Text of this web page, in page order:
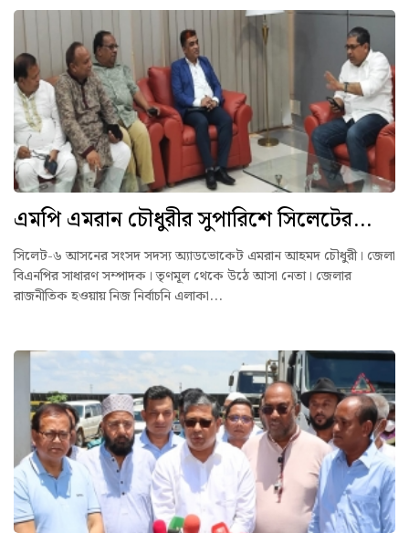
এমপি এমরান চৌধুরীর সুপারিশে সিলেটের...
সিলেট-৬ আসনের সংসদ সদস্য অ্যাডভোকেট এমরান আহমদ চৌধুরী। জেলা
বিএনপির সাধারণ সম্পাদক। তৃণমূল থেকে উঠে আসা নেতা। জেলার
রাজনীতিক হওয়ায় নিজ নির্বাচনি এলাকা...